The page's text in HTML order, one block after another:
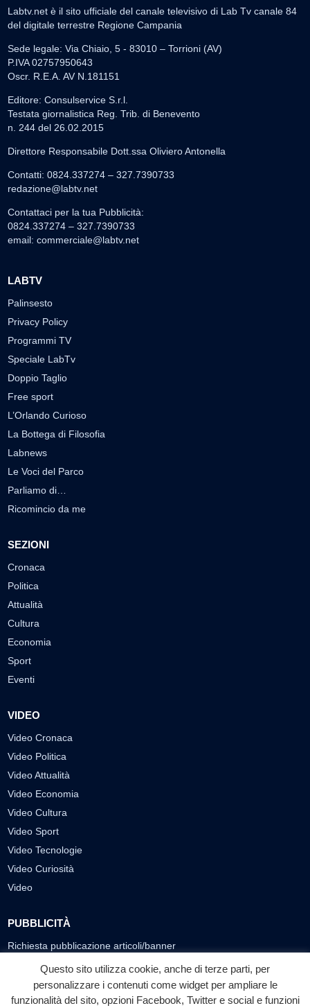
Labtv.net è il sito ufficiale del canale televisivo di Lab Tv canale 84
del digitale terrestre Regione Campania
Sede legale: Via Chiaio, 5 - 83010 – Torrioni (AV)
P.IVA 02757950643
Oscr. R.E.A. AV N.181151
Editore: Consulservice S.r.l.
Testata giornalistica Reg. Trib. di Benevento
n. 244 del 26.02.2015
Direttore Responsabile Dott.ssa Oliviero Antonella
Contatti: 0824.337274 – 327.7390733
redazione@labtv.net
Contattaci per la tua Pubblicità:
0824.337274 – 327.7390733
email: commerciale@labtv.net
LABTV
Palinsesto
Privacy Policy
Programmi TV
Speciale LabTv
Doppio Taglio
Free sport
L’Orlando Curioso
La Bottega di Filosofia
Labnews
Le Voci del Parco
Parliamo di…
Ricomincio da me
SEZIONI
Cronaca
Politica
Attualità
Cultura
Economia
Sport
Eventi
VIDEO
Video Cronaca
Video Politica
Video Attualità
Video Economia
Video Cultura
Video Sport
Video Tecnologie
Video Curiosità
Video
PUBBLICITÀ
Richiesta pubblicazione articoli/banner
SEGUICI SUI SOCIAL
f ◎ ▶
Questo sito utilizza cookie, anche di terze parti, per
personalizzare i contenuti come widget per ampliare le
funzionalità del sito, opzioni Facebook, Twitter e social e funzioni